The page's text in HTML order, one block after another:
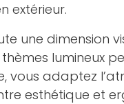
extérieur.
une dimension
lumineux
vous adaptez
esthétique et